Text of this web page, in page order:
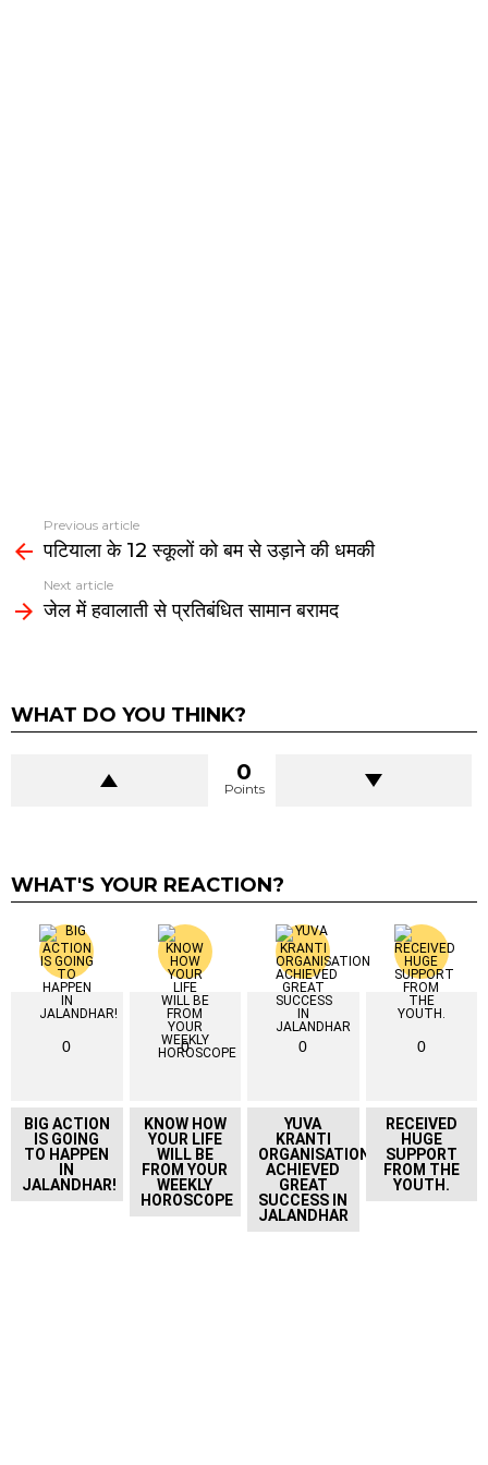
more
Previous article
पटियाला के 12 स्कूलों को बम से उड़ाने की धमकी
Next article
जेल में हवालाती से प्रतिबंधित सामान बरामद
WHAT DO YOU THINK?
0
Points
WHAT'S YOUR REACTION?
0
BIG ACTION
IS GOING
TO HAPPEN
IN
JALANDHAR!
0
KNOW HOW
YOUR LIFE
WILL BE
FROM YOUR
WEEKLY
HOROSCOPE
0
YUVA
KRANTI
ORGANISATION
ACHIEVED
GREAT
SUCCESS IN
JALANDHAR
0
RECEIVED
HUGE
SUPPORT
FROM THE
YOUTH.